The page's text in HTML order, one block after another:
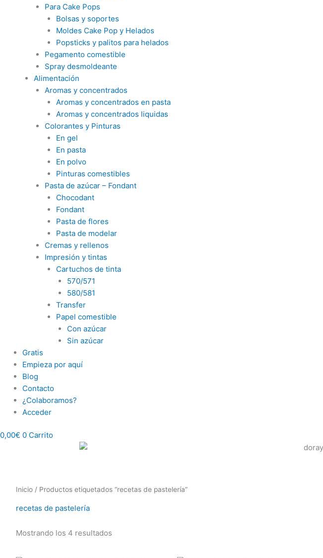
Para Cake Pops
Bolsas y soportes
Moldes Cake Pop y Helados
Popsticks y palitos para helados
Pegamento comestible
Spray desmoldeante
Alimentación
Aromas y concentrados
Aromas y concentrados en pasta
Aromas y concentrados liquidas
Colorantes y Pinturas
En gel
En pasta
En polvo
Pinturas comestibles
Pasta de azúcar – Fondant
Chocodant
Fondant
Pasta de flores
Pasta de modelar
Cremas y rellenos
Impresión y tintas
Cartuchos de tinta
570/571
580/581
Transfer
Papel comestible
Con azúcar
Sin azúcar
Gratis
Empieza por aquí
Blog
Contacto
¿Colaboramos?
Acceder
0,00€ 0 Carrito
Inicio / Productos etiquetados “recetas de pastelería”
recetas de pastelería
Mostrando los 4 resultados